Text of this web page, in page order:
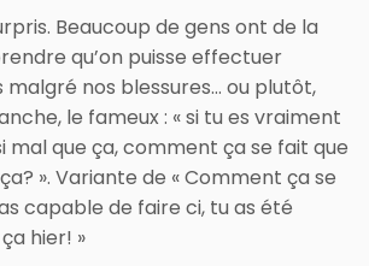
Beaucoup de gens ont de la
qu’on puisse effectuer
nos blessures… ou plutôt,
le fameux : « si tu es vraiment
mal que ça, comment ça se fait que
». Variante de « Comment ça se
capable de faire ci, tu as été
hier! »